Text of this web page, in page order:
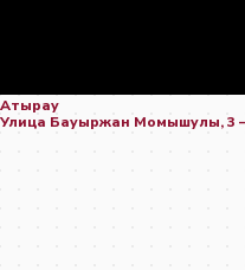
Атырау
Улица Бауыржан Момышулы, 3